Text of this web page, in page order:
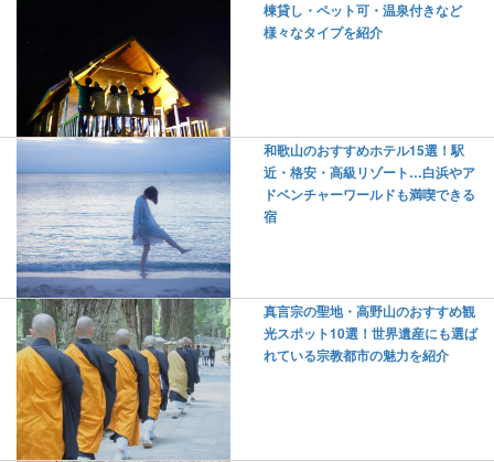
棟貸し・ペット可・温泉付きなど
様々なタイプを紹介
和歌山のおすすめホテル15選！駅
近・格安・高級リゾート…白浜やア
ドベンチャーワールドも満喫できる
宿
真言宗の聖地・高野山のおすすめ観
光スポット10選！世界遺産にも選ば
れている宗教都市の魅力を紹介